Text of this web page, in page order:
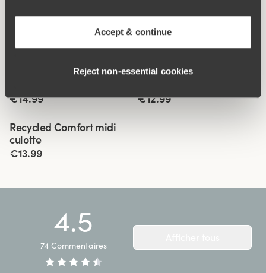
Accept & continue
Reject non‑essential cookies
Agrafes: Toutes tailles: 3 largeurs et 2 longueurs
Produits associés
Viewing image 1 of 2
Recycled Comfort maxi
€14.99
Viewing image 1 of 3
4 pour 3
Recycled Comfort culotte
€12.99
4 pour 3
Recycled Comfort midi
culotte
€13.99
4.5
74 Commentaires